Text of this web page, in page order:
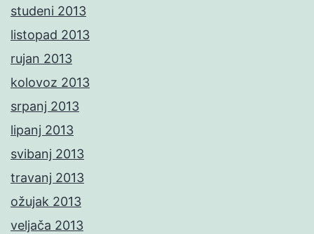
studeni 2013
listopad 2013
rujan 2013
kolovoz 2013
srpanj 2013
lipanj 2013
svibanj 2013
travanj 2013
ožujak 2013
veljača 2013